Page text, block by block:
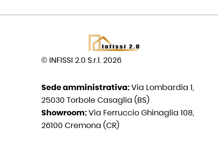
© INFISSI 2.0 S.r.l. 2026
Sede amministrativa:Via Lombardia 1,
25030 Torbole Casaglia (BS)
Showroom:Via Ferruccio Ghinaglia 108,
26100 Cremona (CR)